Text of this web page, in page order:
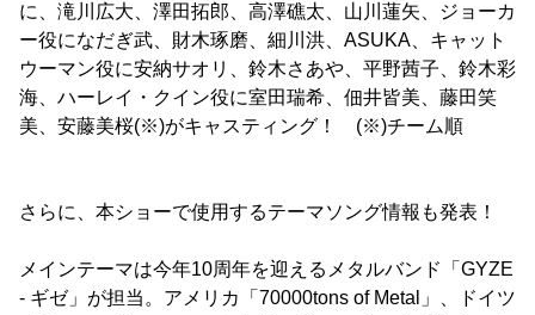
に、滝川広大、澤田拓郎、高澤礁太、山川蓮矢、ジョーカ
ー役になだぎ武、財木琢磨、細川洪、ASUKA、キャット
ウーマン役に安納サオリ、鈴木さあや、平野茜子、鈴木彩
海、ハーレイ・クイン役に室田瑞希、佃井皆美、藤田笑
美、安藤美桜(※)がキャスティング！ (※)チーム順
さらに、本ショーで使用するテーマソング情報も発表！
メインテーマは今年10周年を迎えるメタルバンド「GYZE
- ギゼ」が担当。アメリカ「70000tons of Metal」、ドイツ